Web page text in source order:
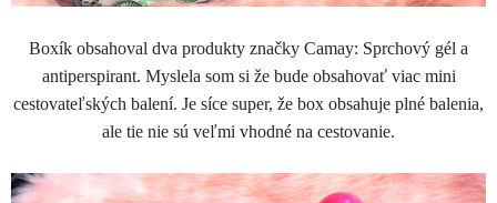
Boxík obsahoval dva produkty značky Camay: Sprchový gél a
antiperspirant. Myslela som si že bude obsahovať viac mini
cestovateľských balení. Je síce super, že box obsahuje plné balenia,
ale tie nie sú veľmi vhodné na cestovanie.